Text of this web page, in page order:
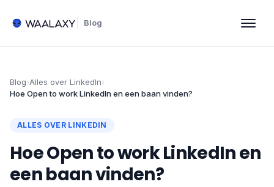
Blog
Blog›Alles over LinkedIn›
Hoe Open to work LinkedIn en een baan vinden?
ALLES OVER LINKEDIN
Hoe Open to work LinkedIn en
een baan vinden?